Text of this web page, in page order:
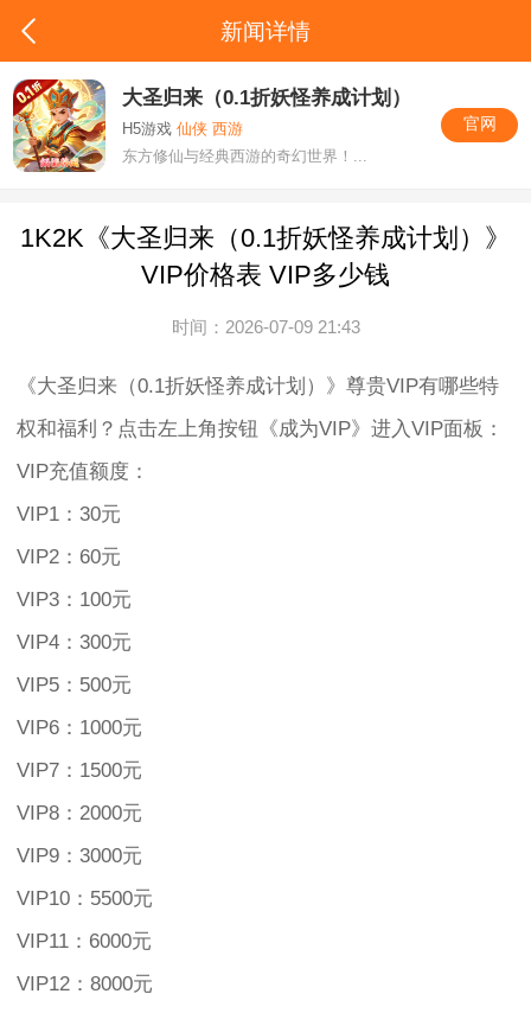
新闻详情
大圣归来（0.1折妖怪养成计划）
H5游戏仙侠 西游
东方修仙与经典西游的奇幻世界！...
官网
1K2K《大圣归来（0.1折妖怪养成计划）》
VIP价格表 VIP多少钱
时间：2026-07-09 21:43
《大圣归来（0.1折妖怪养成计划）》尊贵VIP有哪些特
权和福利？点击左上角按钮《成为VIP》进入VIP面板：
VIP充值额度：
VIP1：30元
VIP2：60元
VIP3：100元
VIP4：300元
VIP5：500元
VIP6：1000元
VIP7：1500元
VIP8：2000元
VIP9：3000元
VIP10：5500元
VIP11：6000元
VIP12：8000元